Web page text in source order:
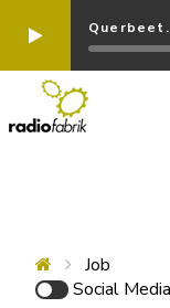
Job
Social Media